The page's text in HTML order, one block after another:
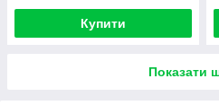
Купити
Показати